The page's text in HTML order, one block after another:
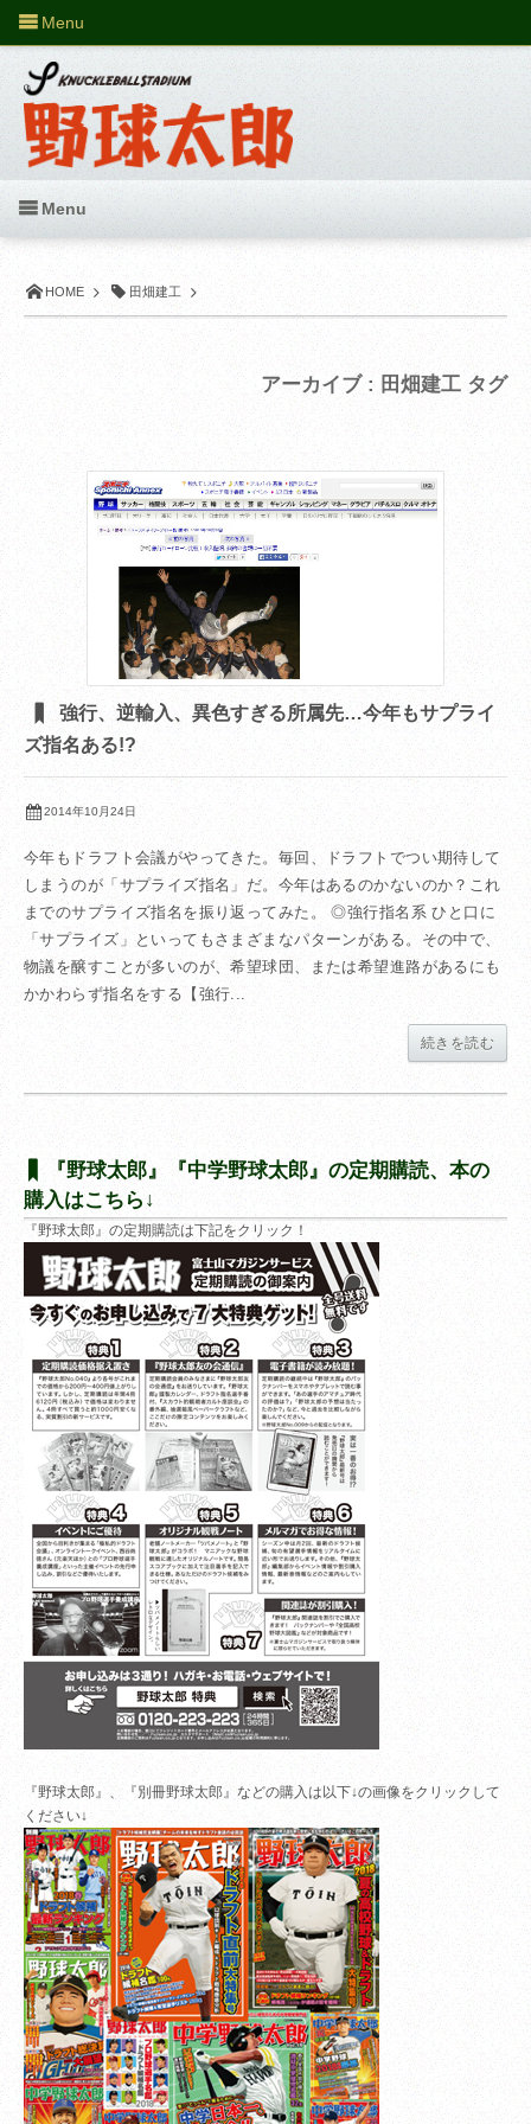
HOME 田畑建工
アーカイブ : 田畑建工 タグ
強行、逆輸入、異色すぎる所属先…今年もサプライ
ズ指名ある!?
2014年10月24日
今年もドラフト会議がやってきた。毎回、ドラフトでつい期待して
しまうのが「サプライズ指名」だ。今年はあるのかないのか？これ
までのサプライズ指名を振り返ってみた。 ◎強行指名系 ひと口に
「サプライズ」といってもさまざまなパターンがある。その中で、
物議を醸すことが多いのが、希望球団、または希望進路があるにも
かかわらず指名をする【強行...
続きを読む
『野球太郎』『中学野球太郎』の定期購読、本の
購入はこちら↓
『野球太郎』の定期購読は下記をクリック！
『野球太郎』、『別冊野球太郎』などの購入は以下↓の画像をクリックして
ください↓
Menu
Menu